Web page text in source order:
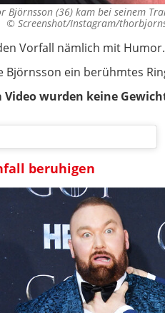
Björnsson (36) kam bei seinem
© Screenshot/Instagram/
Vorfall nämlich mit Humor.
ein berühmtes
wurden keine
beruhigen